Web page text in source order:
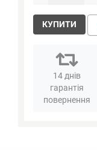
КУПИТИ
14 днів
гарантія
повернення